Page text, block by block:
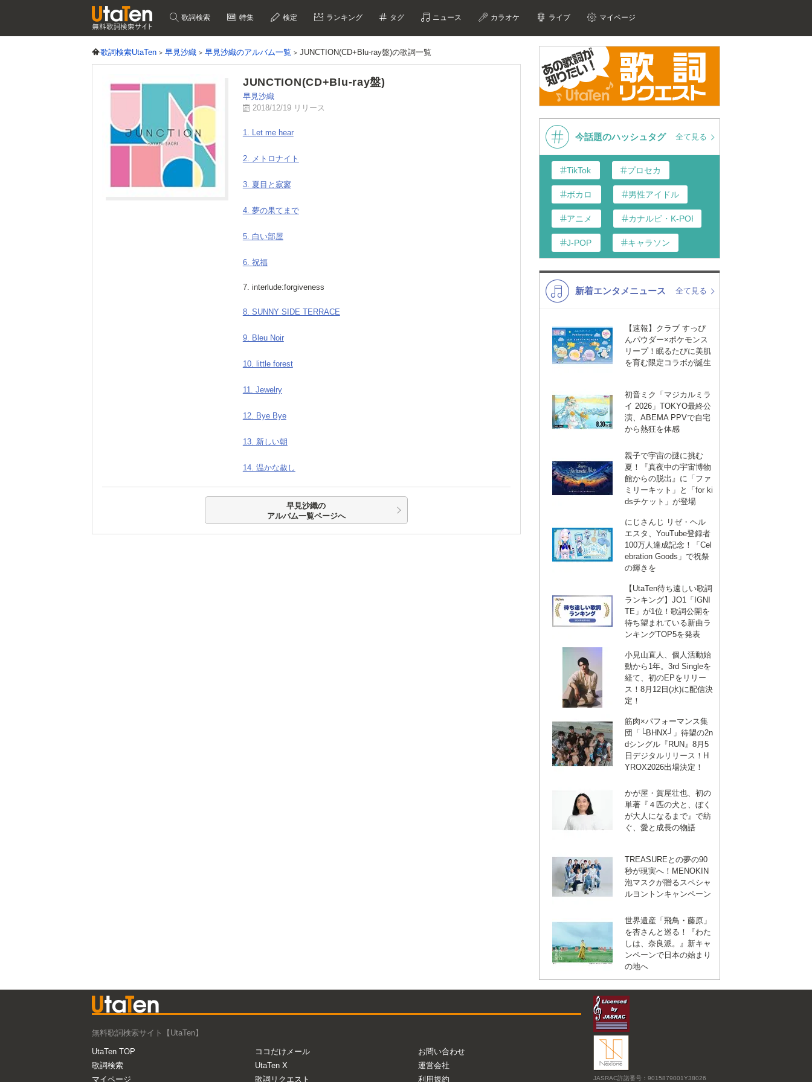
歌詞検索 特集 検定 ランキング タグ ニュース カラオケ ライブ マイページ
歌詞検索UtaTen 早見沙織 早見沙織のアルバム一覧 JUNCTION(CD+Blu-ray盤)の歌詞一覧
JUNCTION(CD+Blu-ray盤)
早見沙織
2018/12/19 リリース
1. Let me hear
2. メトロナイト
3. 夏目と寂寥
4. 夢の果てまで
5. 白い部屋
6. 祝福
7. interlude:forgiveness
8. SUNNY SIDE TERRACE
9. Bleu Noir
10. little forest
11. Jewelry
12. Bye Bye
13. 新しい朝
14. 温かな赦し
早見沙織の
アルバム一覧ページへ
今話題のハッシュタグ 全て見る
TikTok プロセカ
ボカロ 男性アイドル
アニメ カナルビ・K-POP和訳
J-POP キャラソン
K-POP 演歌・歌謡
VTuber ディズニー
新着エンタメニュース 全て見る
【速報】クラブ すっぴ
んパウダー×ポケモンス
リープ！眠るたびに美肌
を育む限定コラボが誕生
初音ミク「マジカルミラ
イ 2026」TOKYO最終公
演、ABEMA PPVで自宅
から熱狂を体感
親子で宇宙の謎に挑む
夏！『真夜中の宇宙博物
館からの脱出』に「ファ
ミリーキット」と「for ki
dsチケット」が登場
にじさんじ リゼ・ヘル
エスタ、YouTube登録者
100万人達成記念！「Cel
ebration Goods」で祝祭
の輝きを
【UtaTen待ち遠しい歌詞
ランキング】JO1「IGNI
TE」が1位！歌詞公開を
待ち望まれている新曲ラ
ンキングTOP5を発表
小見山直人、個人活動始
動から1年。3rd Singleを
経て、初のEPをリリー
ス！8月12日(水)に配信決
定！
筋肉×パフォーマンス集
団「└BHNX┘」待望の2n
dシングル『RUN』8月5
日デジタルリリース！H
YROX2026出場決定！
かが屋・賀屋壮也、初の
単著『４匹の犬と、ぼく
が大人になるまで』で紡
ぐ、愛と成長の物語
TREASUREとの夢の90
秒が現実へ！MENOKIN
泡マスクが贈るスペシャ
ルヨントンキャンペーン
世界遺産「飛鳥・藤原」
を杏さんと巡る！『わた
しは、奈良派。』新キャ
ンペーンで日本の始まり
の地へ
無料歌詞検索サイト【UtaTen】
UtaTen TOP
歌詞検索
マイページ
ココだけメール
UtaTen X
歌詞リクエスト
お問い合わせ
運営会社
利用規約
JASRAC許諾番号：9015879001Y38026